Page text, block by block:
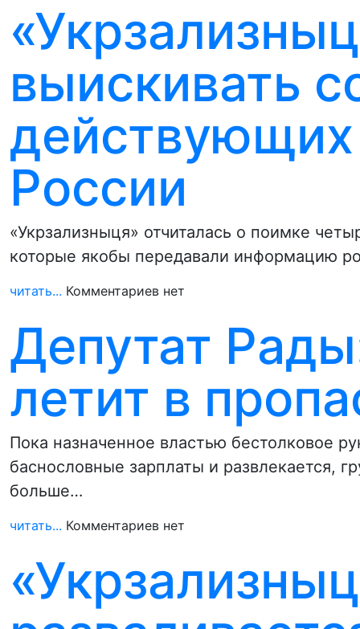
выискивать
действующих
России
«Укрзализныця» отчиталась о поимке
которые якобы передавали информацию
читать... Комментариев нет
Депутат
летит в
Пока назначенное властью бестолковое
баснословные зарплаты и развлекается,
больше…
читать... Комментариев нет